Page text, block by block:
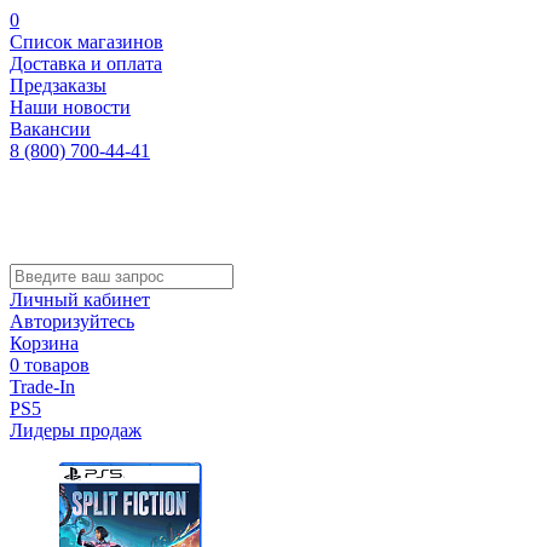
0
Список магазинов
Доставка и оплата
Предзаказы
Наши новости
Вакансии
8 (800) 700-44-41
Личный кабинет
Авторизуйтесь
Корзина
0 товаров
Trade-In
PS5
Лидеры продаж